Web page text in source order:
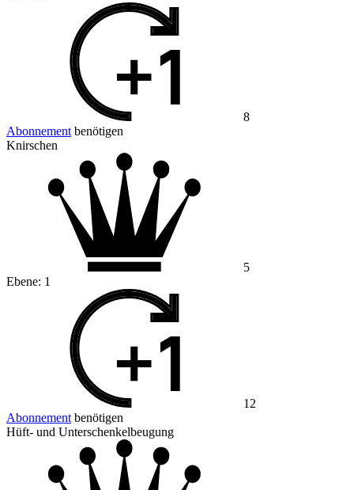
8
Abonnement benötigen
Knirschen
5
Ebene: 1
12
Abonnement benötigen
Hüft- und Unterschenkelbeugung